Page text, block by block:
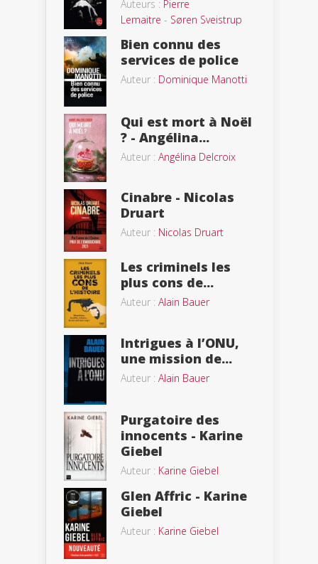
Auteurs : Pierre
Lemaitre - Søren Sveistrup
Bien connu des
services de police
Auteur : Dominique Manotti
Qui est mort à Noël
? - Angélina...
Auteur : Angélina Delcroix
Cinabre - Nicolas
Druart
Auteur : Nicolas Druart
Les criminels les
plus cons de...
Auteur : Alain Bauer
Intrigues à l’ONU,
une mission de...
Auteur : Alain Bauer
Purgatoire des
innocents - Karine
Giebel
Auteur : Karine Giebel
Glen Affric - Karine
Giebel
Auteur : Karine Giebel